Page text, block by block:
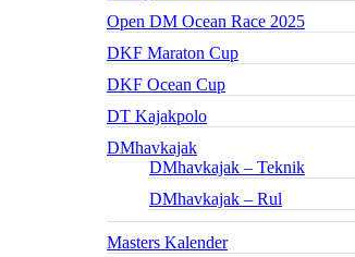
Open DM Ocean Race 2025
DKF Maraton Cup
DKF Ocean Cup
DT Kajakpolo
DMhavkajak
DMhavkajak – Teknik
DMhavkajak – Rul
Masters Kalender